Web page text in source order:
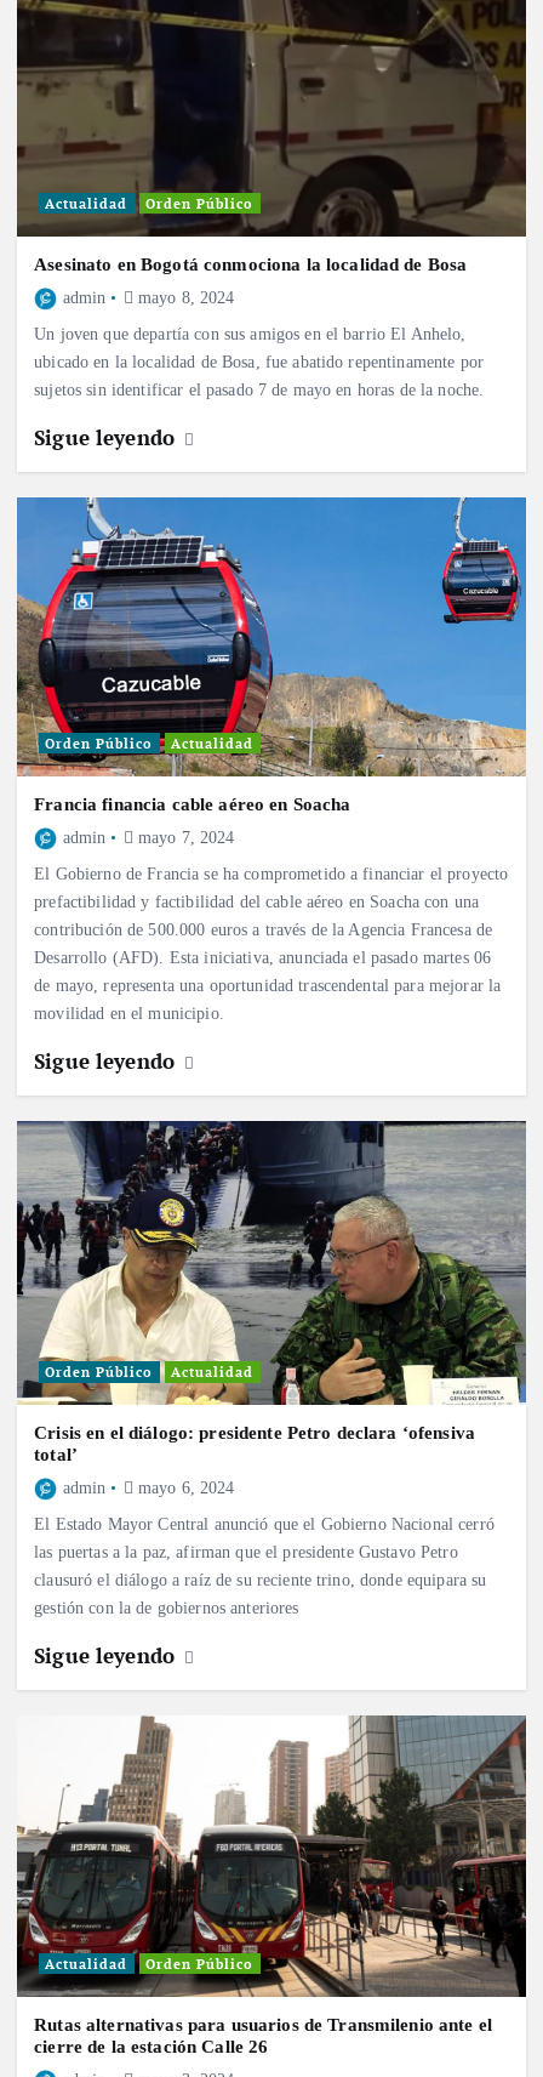
Actualidad Orden Público
Asesinato en Bogotá conmociona la localidad de Bosa
admin mayo 8, 2024
Un joven que departía con sus amigos en el barrio El Anhelo,
ubicado en la localidad de Bosa, fue abatido repentinamente por
sujetos sin identificar el pasado 7 de mayo en horas de la noche.
Sigue leyendo
Orden Público Actualidad
Francia financia cable aéreo en Soacha
admin mayo 7, 2024
El Gobierno de Francia se ha comprometido a financiar el proyecto
prefactibilidad y factibilidad del cable aéreo en Soacha con una
contribución de 500.000 euros a través de la Agencia Francesa de
Desarrollo (AFD). Esta iniciativa, anunciada el pasado martes 06
de mayo, representa una oportunidad trascendental para mejorar la
movilidad en el municipio.
Sigue leyendo
Orden Público Actualidad
Crisis en el diálogo: presidente Petro declara ‘ofensiva
total’
admin mayo 6, 2024
El Estado Mayor Central anunció que el Gobierno Nacional cerró
las puertas a la paz, afirman que el presidente Gustavo Petro
clausuró el diálogo a raíz de su reciente trino, donde equipara su
gestión con la de gobiernos anteriores
Sigue leyendo
Actualidad Orden Público
Rutas alternativas para usuarios de Transmilenio ante el
cierre de la estación Calle 26